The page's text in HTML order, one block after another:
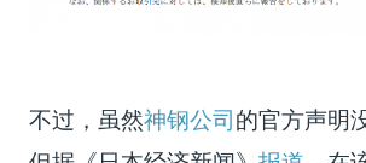
不过，虽然神钢公司 的官方声明